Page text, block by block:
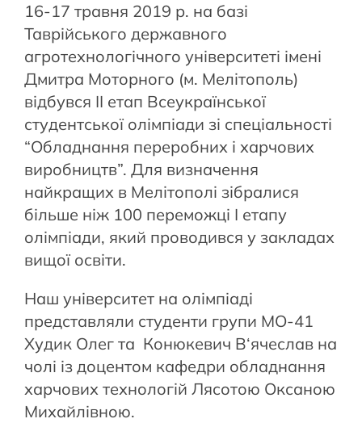
16-17 травня 2019 р. на базі
Таврійського державного
агротехнологічного університеті імені
Дмитра Моторного (м. Мелітополь)
відбувся ІІ етап Всеукраїнської
студентської олімпіади зі спеціальності
“Обладнання переробних і харчових
виробництв”. Для визначення
найкращих в Мелітополі зібралися
більше ніж 100 переможці І етапу
олімпіади, який проводився у закладах
вищої освіти.
Наш університет на олімпіаді
представляли студенти групи МО-41
Худик Олег та Конюкевич В‘ячеслав на
чолі із доцентом кафедри обладнання
харчових технологій Лясотою Оксаною
Михайлівною.